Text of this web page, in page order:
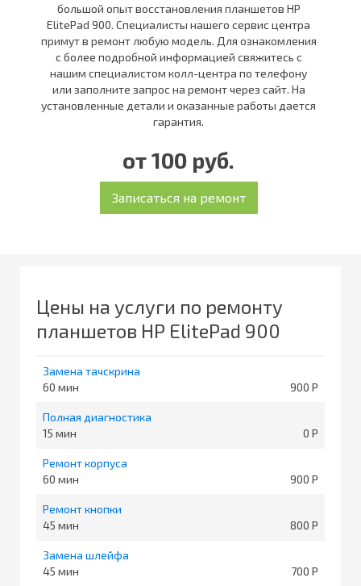
большой опыт восстановления планшетов HP
ElitePad 900. Специалисты нашего сервис центра
примут в ремонт любую модель. Для ознакомления
с более подробной информацией свяжитесь с
нашим специалистом колл-центра по телефону
или заполните запрос на ремонт через сайт. На
установленные детали и оказанные работы дается
гарантия.
от 100 руб.
Цены на услуги по ремонту
планшетов HP ElitePad 900
Замена тачскрина
60
900
Полная диагностика
15
0
Ремонт корпуса
60
900
Ремонт кнопки
45
800
Замена шлейфа
45
700